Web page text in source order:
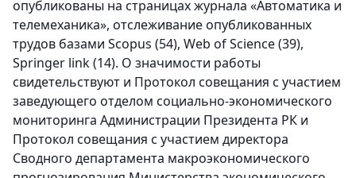
опубликованы на страницах журнала «Автоматика и
телемеханика», отслеживание опубликованных
трудов базами Scopus (54), Web of Science (39),
Springer link (14). О значимости работы
свидетельствуют и Протокол совещания с участием
заведующего отделом социально-экономического
мониторинга Администрации Президента РК и
Протокол совещания с участием директора
Сводного департамента макроэкономического